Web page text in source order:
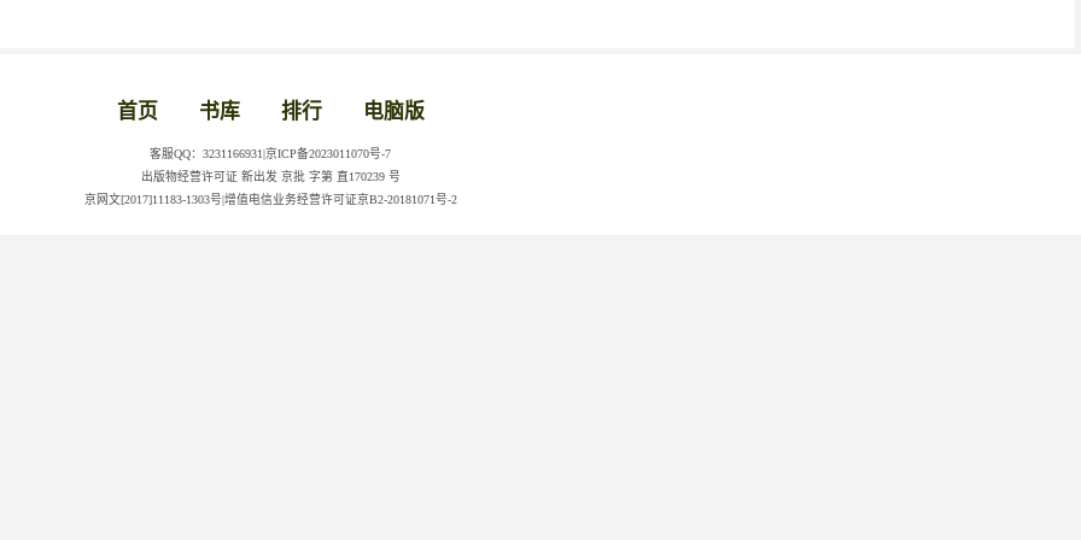
首页 书库 排行 电脑版
客服QQ：3231166931|京ICP备2023011070号-7
出版物经营许可证 新出发 京批 字第 直170239 号
京网文[2017]11183-1303号|增值电信业务经营许可证京B2-20181071号-2